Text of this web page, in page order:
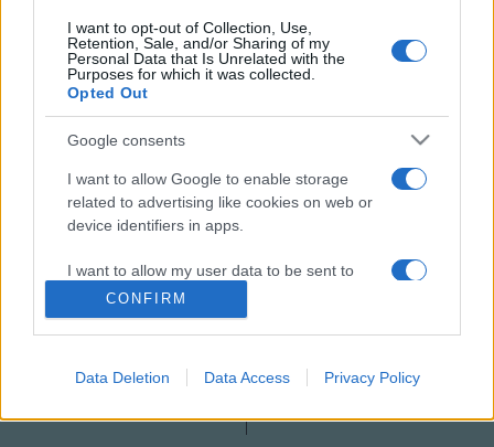
I want to opt-out of Collection, Use,
Retention, Sale, and/or Sharing of my
Personal Data that Is Unrelated with the
Purposes for which it was collected.
Opted Out
Google consents
I want to allow Google to enable storage
related to advertising like cookies on web or
device identifiers in apps.
I want to allow my user data to be sent to
Google for online advertising purposes.
I want to allow Google to send me
related to analytics like cookies on web or
CONFIRM
Data Deletion Data Access Privacy Policy
VILÁG